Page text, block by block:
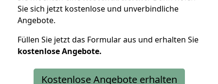
Sie sich jetzt kostenlose und unverbindliche
Angebote.
Füllen Sie jetzt das Formular aus und erhalten Sie
kostenloseAngebote.
Kostenlose Angebote erhalten